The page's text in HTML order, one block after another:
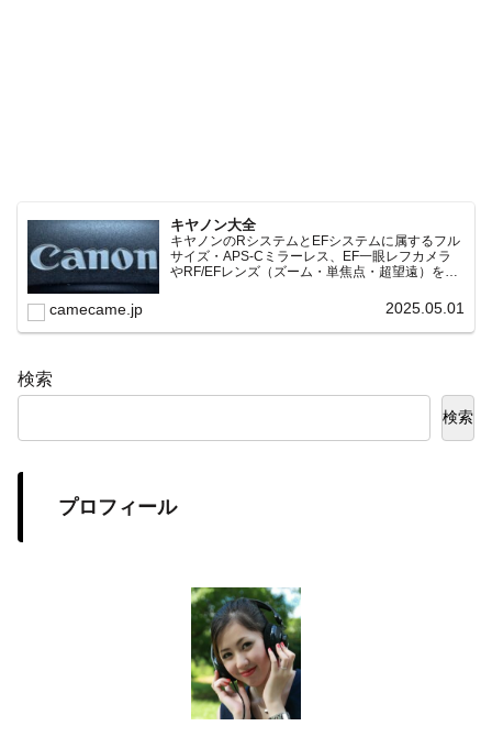
キヤノン大全
キヤノンのRシステムとEFシステムに属するフル
サイズ・APS-Cミラーレス、EF一眼レフカメラ
やRF/EFレンズ（ズーム・単焦点・超望遠）をカ
常に機種の内部リンク設計で回遊性向上と快適表
camecame.jp 2025.05.01
検索
検索
プロフィール